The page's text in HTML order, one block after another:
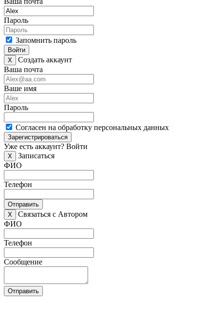
Пароль
Запомнить пароль
Войти
X
Создать аккаунт
Ваша почта
Ваше имя
Пароль
Согласен на обработку персональных данных
Зарегистрироваться
Уже есть аккаунт? Войти
X
Записаться
ФИО
Телефон
Отправить
X
Связаться с Автором
ФИО
Телефон
Сообщение
Отправить